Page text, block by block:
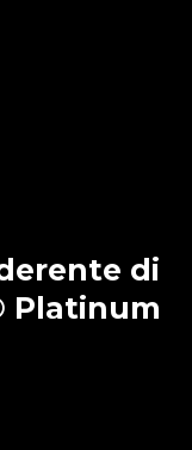
Platinum